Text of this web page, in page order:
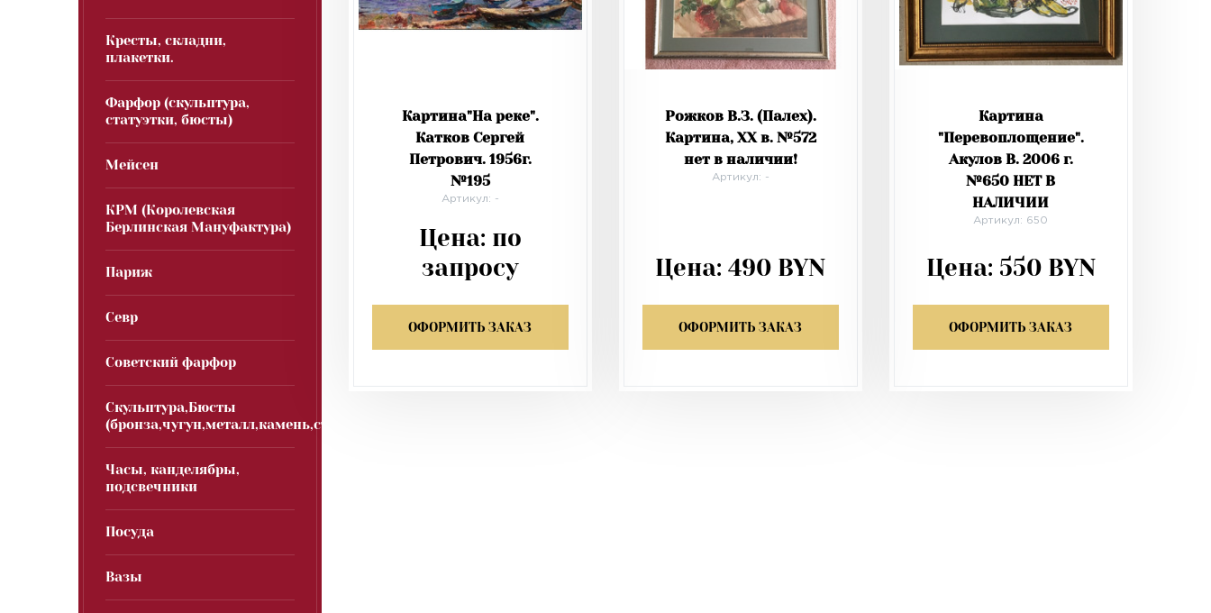
Кресты, складни,
плакетки.
Фарфор (скульптура,
статуэтки, бюсты)
Мейсен
КРМ (Королевская
Берлинская Мануфактура)
Париж
Севр
Советский фарфор
Скульптура,Бюсты
(бронза,чугун,металл,камень,стекло)
Часы, канделябры,
подсвечники
Посуда
Вазы
Картина"На реке".
Катков Сергей
Петрович. 1956г.
№195
Артикул: -
Цена: по
запросу
ОФОРМИТЬ ЗАКАЗ
Рожков В.З. (Палех).
Картина, XX в. №572
нет в наличии!
Артикул: -
Цена:490 BYN
ОФОРМИТЬ ЗАКАЗ
Картина
"Перевоплощение".
Акулов В. 2006 г.
№650 НЕТ В
НАЛИЧИИ
Артикул: 650
Цена: 550BYN
ОФОРМИТЬ ЗАКАЗ